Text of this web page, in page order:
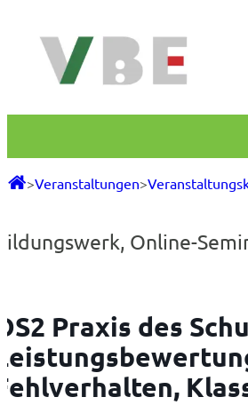
Inhalt
springen
>Veranstaltungen>
, Online-
Praxis des